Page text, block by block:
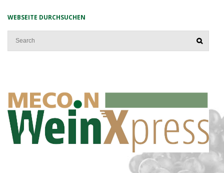
WEBSEITE DURCHSUCHEN